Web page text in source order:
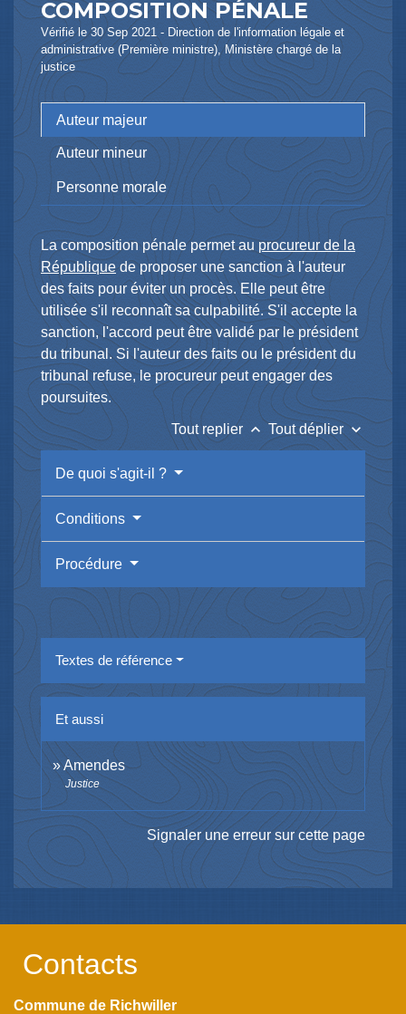
COMPOSITION PÉNALE
Vérifié le 30 Sep 2021 - Direction de l'information légale et
administrative (Première ministre), Ministère chargé de la
justice
Auteur majeur
Auteur mineur
Personne morale
La composition pénale permet auprocureur de la
Républiquede proposer une sanction à l'auteur
des faits pour éviter un procès. Elle peut être
utilisée s'il reconnaît sa culpabilité. S'il accepte la
sanction, l'accord peut être validé par le président
du tribunal. Si l'auteur des faits ou le président du
tribunal refuse, le procureur peut engager des
poursuites.
Tout replier keyboard_arrow_up Tout déplierkeyboard_arrow_down
De quoi s'agit-il ?
Conditions
Procédure
Textes de référence
Et aussi
Amendes
Justice
Signaler une erreur sur cette page
Contacts
Commune de Richwiller